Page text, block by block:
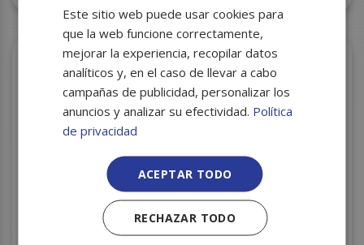
BOBINA ESTIRABLE MANUAL NEGRA G-23 MAND.
Este sitio web puede usar cookies para
que la web funcione correctamente,
mejorar la experiencia, recopilar datos
analíticos y, en el caso de llevar a cabo
campañas de publicidad, personalizar los
anuncios y analizar su efectividad. Política
de privacidad
ACEPTAR TODO
RECHAZAR TODO